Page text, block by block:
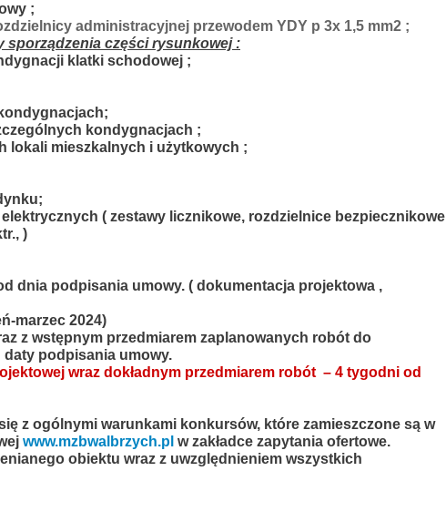
;
administracyjnej przewodem YDY p 3x 1,5 mm2 ;
sporządzenia części rysunkowej :
klatki schodowej ;
kondygnacjach ;
lokali mieszkalnych i użytkowych ;
( zestawy licznikowe, rozdzielnice bezpiecznikowe
)
dnia podpisania umowy. ( dokumentacja projektowa ,
marzec 2024)
z wstępnym przedmiarem zaplanowanych robót do
daty podpisania umowy.
wraz dokładnym przedmiarem robót – 4 tygodni od
z ogólnymi warunkami konkursów, które zamieszczone są w
www.mzbwalbrzych.pl w zakładce zapytania ofertowe.
obiektu wraz z uwzględnieniem wszystkich